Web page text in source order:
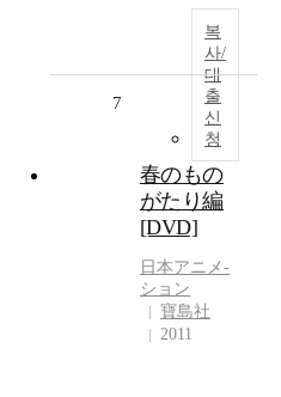
복
사/
대
출
신
청
7
春のもの
がたり編
[DVD]
日本アニメ-
ション
寶島社
2011